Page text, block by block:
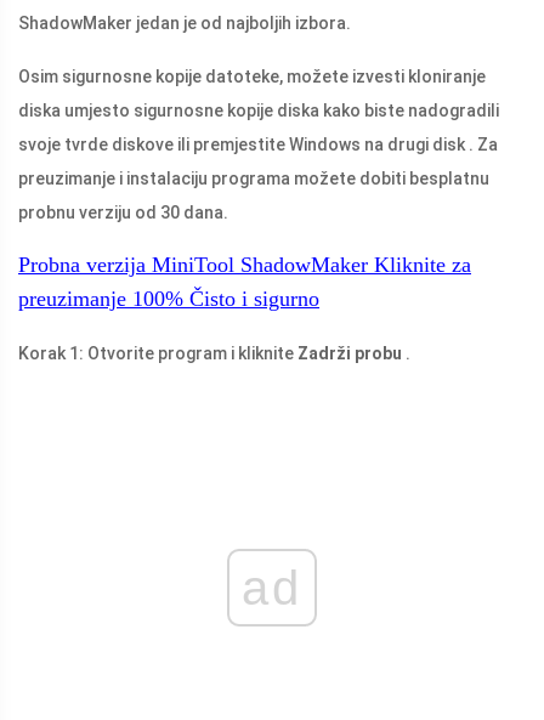
ShadowMaker jedan je od najboljih izbora.
Osim sigurnosne kopije datoteke, možete izvesti kloniranje
diska umjesto sigurnosne kopije diska kako biste nadogradili
svoje tvrde diskove ili premjestite Windows na drugi disk . Za
preuzimanje i instalaciju programa možete dobiti besplatnu
probnu verziju od 30 dana.
Probna verzija MiniTool ShadowMaker Kliknite za
preuzimanje 100% Čisto i sigurno
Korak 1: Otvorite program i kliknite Zadrži probu .
ad